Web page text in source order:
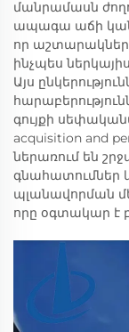
մանրամասն
ապագա աճի
որ
ինչպես
Այս
գույքի
acquisition and
ներառում են
գնահատումներ
պլանավորման
որը օգտակար է